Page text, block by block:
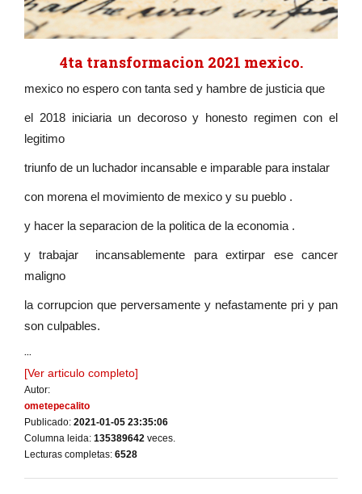
4ta transformacion 2021 mexico.
mexico no espero con tanta sed y hambre de justicia que
el 2018 iniciaria un decoroso y honesto regimen con el
legitimo
triunfo de un luchador incansable e imparable para instalar
con morena el movimiento de mexico y su pueblo .
y hacer la separacion de la politica de la economia .
y trabajar incansablemente para extirpar ese cancer
maligno
la corrupcion que perversamente y nefastamente pri y pan
son culpables.
...
[Ver articulo completo]
Autor:
ometepecalito
Publicado: 2021-01-05 23:35:06
Columna leida: 135389642 veces.
Lecturas completas: 6528